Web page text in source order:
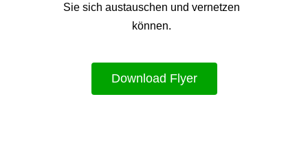
Sie sich austauschen und vernetzen
können.
Download Flyer